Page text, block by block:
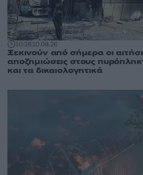
10:2810.08.26
Ξεκινούν από σήμερα οι
αποζημιώσεις στους
και τα δικαιολογητικά